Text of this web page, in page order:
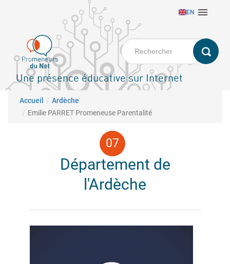
principal
EN 
Une présence éducative sur Internet
Fil d'Ariane
Accueil
Ardèche
Emilie PARRET Promeneuse Parentalité
Département de
l'Ardèche